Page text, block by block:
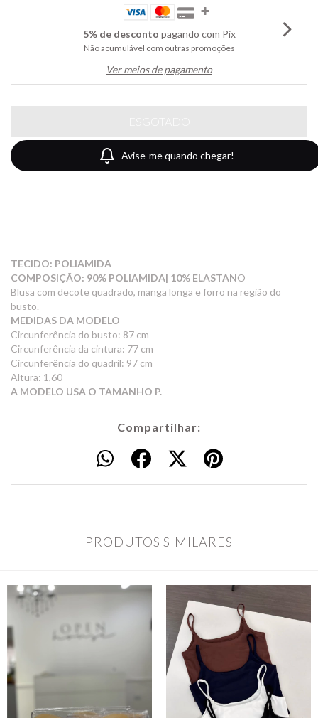
5% de desconto pagando com Pix
Não acumulável com outras promoções
Ver meios de pagamento
Avise-me quando chegar!
TECIDO: POLIAMIDA
COMPOSIÇÃO: 90% POLIAMIDA| 10% ELASTANO
Blusa com decote quadrado, manga longa e forro na região do
busto.
MEDIDAS DA MODELO
Circunferência do busto: 87 cm
Circunferência da cintura: 77 cm
Circunferência do quadril: 97 cm
Altura: 1,60
A MODELO USA O TAMANHO P.
Compartilhar:
PRODUTOS SIMILARES